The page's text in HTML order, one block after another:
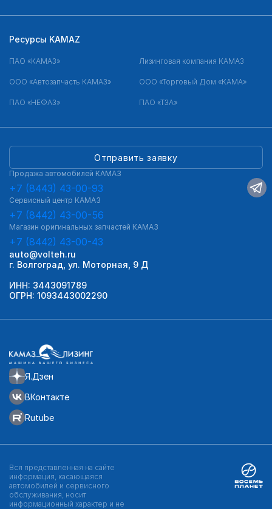
Я.Дзен
ВКонтакте
Rutube
Отправить заявку
Продажа автомобилей КАМАЗ
+7 (8443) 43-00-93
Сервисный центр КАМАЗ
+7 (8442) 43-00-56
Магазин оригинальных запчастей КАМАЗ
+7 (8442) 43-00-43
auto@volteh.ru
г. Волгоград, ул. Моторная, 9 Д
ИНН: 3443091789
ОГРН: 1093443002290
Ресурсы KAMAZ
ПАО «КАМАЗ» Лизинговая компания КАМАЗ
ООО «Автозапчасть КАМАЗ» ООО «Торговый Дом «КАМА»
ПАО «НЕФАЗ» ПАО «ТЗА»
Вся представленная на сайте
информация, касающаяся
автомобилей и сервисного
обслуживания, носит
информационный характер и не